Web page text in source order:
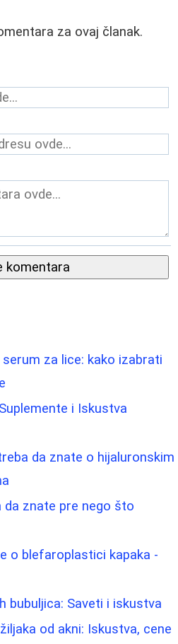
za ovaj članak.
komentara
za lice: kako izabrati
i Iskustva
da znate o hijaluronskim
znate pre nego što
o blefaroplastici kapaka -
bubuljica: Saveti i iskustva
od akni: Iskustva, cene